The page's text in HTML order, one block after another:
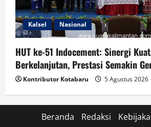
Kalsel Nasional
HUT ke-51 Indocement: Sinergi
Berkelanjutan, Prestasi Semakin
Kontributor Kotabaru 5 Agustus 2026
Beranda Redaksi